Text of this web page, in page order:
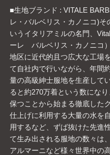
■生地ブランド : VITALE
レ・バルベリス・カノニコ)そ
いうイタリアミルの名門、
ーレ バルベリス・カノニコ
地区に近代的且つ広大な工場
て自社内で行いながら、年間
量の高級紳士服地を生産して
ると約270万着という数にな
保つことから始まる徹底した
仕上げに利用する大量の水を
用するなど、ずば抜けた先進
て生み出される服地の数々は
アルマーニなど様々世界中の